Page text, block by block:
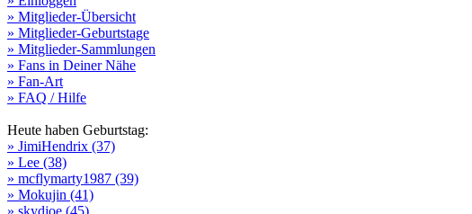
» Mitglieder-Übersicht
» Mitglieder-Geburtstage
» Mitglieder-Sammlungen
» Fans in Deiner Nähe
» Fan-Art
» FAQ / Hilfe
Heute haben Geburtstag:
» JimiHendrix (37)
» Lee (38)
» mcflymarty1987 (39)
» Mokujin (41)
» skydjoe (45)